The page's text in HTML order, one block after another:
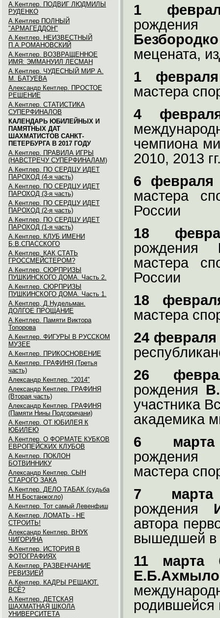
А.Кентлер. ПОДВИГ ЛЮДМИЛЫ
РУДЕНКО
А.Кентлер ПОЛНЫЙ
"АРМАГЕДДОН"
А.Кентлер. НЕИЗВЕСТНЫЙ
П.А.РОМАНОВСКИЙ
А.Кентлер. ВОЗВРАЩЕННОЕ
ИМЯ: ЭММАНУИЛ ЛЕСМАН
А.Кентлер. ЧУДЕСНЫЙ МИР А.
М. БАТУЕВА
Александр Кентлер. ПРОСТОЕ
РЕШЕНИЕ
А.Кентлер. СТАТИСТИКА
СУПЕРФИНАЛОВ
КАЛЕНДАРЬ ЮБИЛЕЙНЫХ И
ПАМЯТНЫХ ДАТ
ШАХМАТИСТОВ САНКТ-
ПЕТЕРБУРГА В 2017 ГОДУ
А.Кентлер. ПРАВИЛА ИГРЫ
(НАВСТРЕЧУ СУПЕРФИНАЛАМ)
А.Кентлер. ПО СЕРДЦУ ИДЕТ
ПАРОХОД (4-я часть)
А.Кентлер. ПО СЕРДЦУ ИДЕТ
ПАРОХОД (3-я часть)
А.Кентлер. ПО СЕРДЦУ ИДЕТ
ПАРОХОД (2-я часть)
А.Кентлер. ПО СЕРДЦУ ИДЕТ
ПАРОХОД (1-я часть)
А.Кентлер. КЛУБ ИМЕНИ
Б.В.СПАССКОГО
А.Кентлер. КАК СТАТЬ
ГРОССМЕЙСТЕРОМ?
А.Кентлер. СЮРПРИЗЫ
ПУШКИНСКОГО ДОМА. Часть 2.
А.Кентлер. СЮРПРИЗЫ
ПУШКИНСКОГО ДОМА. Часть 1.
А.Кентлер, Д.Нудельман.
ДОЛГОЕ ПРОЩАНИЕ
А.Кентлер. Памяти Виктора
Топорова
А.Кентлер. ФИГУРЫ В РУССКОМ
МУЗЕЕ
А.Кентлер. ПРИКОСНОВЕНИЕ
А.Кентлер. ГРАФИНЯ (Третья
часть)
Александр Кентлер. "2014"
Александр Кентлер. ГРАФИНЯ
(Вторая часть)
Александр Кентлер. ГРАФИНЯ
(Памяти Нины Подгоричани)
А.Кентлер. ОТ ЮБИЛЕЯ К
ЮБИЛЕЮ
А.Кентлер. О ФОРМАТЕ КУБКОВ
ЕВРОПЕЙСКИХ КЛУБОВ
А.Кентлер. ПОКЛОН
БОТВИННИКУ
Александр Кентлер. СЫН
СТАРОГО ЗАКА
А.Кентлер. ДЕЛО ТАБАК (судьба
М.Н.Бостанжогло)
А.Кентлер. Тот самый Левенфиш
А.Кентлер. ЛОМАТЬ - НЕ
СТРОИТЬ!
Александр Кентлер. ВНУК
ЧИГОРИНА
А.Кентлер. ИСТОРИЯ В
ФОТОГРАФИЯХ
А.Кентлер. РАЗВЕНЧАНИЕ
РЕВИЗИЕЙ
А.Кентлер. КАДРЫ РЕШАЮТ.
ВСЁ?
А.Кентлер. ДЕТСКАЯ
ШАХМАТНАЯ ШКОЛА
УНИВЕРСИТЕТА
1
рождения
Безбородко
мецената,
1 февраля
мастера
4
чемпиона
2010, 2013 гг
6 февраля
мастера
России
18
рождения
мастера
России
18
мастера
24 февраля
26
рождения
участника
академика
6 марта
рождения
мастера
7 марта
рождения
автора
вышедшей в
11 марта
родившейся